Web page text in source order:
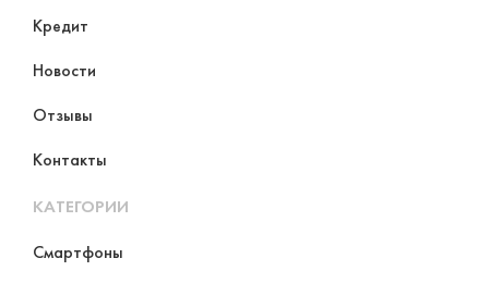
Кредит
Новости
Отзывы
Контакты
КАТЕГОРИИ
Смартфоны